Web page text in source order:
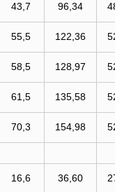
43,7 96,34
55,5 122,36
58,5 128,97
61,5 135,58
70,3 154,98
16,6 36,60